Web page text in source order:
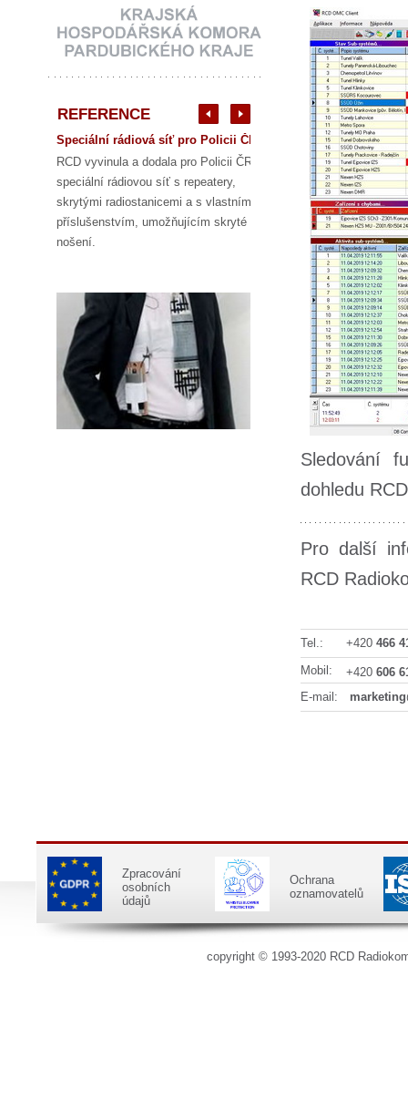
REFERENCE
Speciální rádiová síť pro Policii ČR
RCD vyvinula a dodala pro Policii ČR
speciální rádiovou síť s repeatery,
skrytými radiostanicemi a s vlastním
příslušenstvím, umožňujícím skryté
nošení.
Sledování
dohledu
Pro další
RCD
Tel.: +420 466
Mobil:
+420 606
E-mail:
Zpracování
osobních
údajů
Ochrana
oznamovatelů
copyright © 1993-2020 RCD